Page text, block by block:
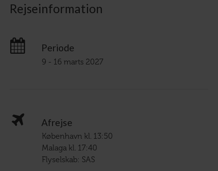
Rejseinformation
Periode
9 - 16 marts 2027
Afrejse
København kl. 13:50
Malaga kl. 17:40
Flyselskab: SAS